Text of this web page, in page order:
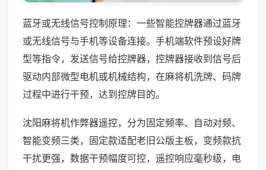
蓝牙或无线信号控制原理：一些智能控牌器通过蓝牙
或无线信号与手机等设备连接。手机端软件预设好牌
型等指令，发送信号给控牌器，控牌器接收到信号后
驱动内部微型电机或机械结构，在麻将机洗牌、码牌
过程中进行干预，达到控牌目的。
沈阳麻将机作弊器遥控，分为固定频率、自动对频、
智能变频三类，固定款适配老旧公版主板，变频款抗
干扰更强，数据干预幅度可控，遥控响应毫秒级，电